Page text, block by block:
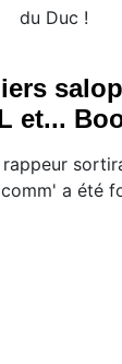
du Duc !
et...
a été